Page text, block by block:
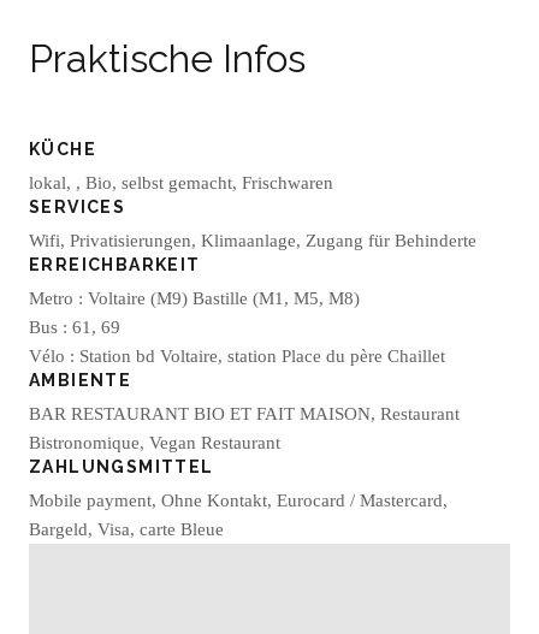
Praktische Infos
KÜCHE
lokal, , Bio, selbst gemacht, Frischwaren
SERVICES
Wifi, Privatisierungen, Klimaanlage, Zugang für Behinderte
ERREICHBARKEIT
Metro : Voltaire (M9) Bastille (M1, M5, M8)
Bus : 61, 69
Vélo : Station bd Voltaire, station Place du père Chaillet
AMBIENTE
BAR RESTAURANT BIO ET FAIT MAISON, Restaurant
Bistronomique, Vegan Restaurant
ZAHLUNGSMITTEL
Mobile payment, Ohne Kontakt, Eurocard / Mastercard,
Bargeld, Visa, carte Bleue